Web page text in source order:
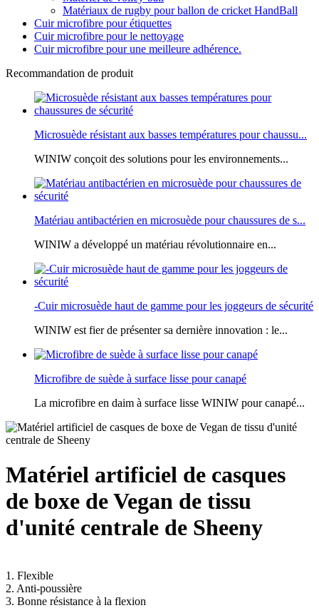
Matériaux de rugby pour ballon de cricket HandBall
Cuir microfibre pour étiquettes
Cuir microfibre pour le nettoyage
Cuir microfibre pour une meilleure adhérence.
Recommandation de produit
Microsuède résistant aux basses températures pour chaussu...
WINIW conçoit des solutions pour les environnements...
Matériau antibactérien en microsuède pour chaussures de s...
WINIW a développé un matériau révolutionnaire en...
-Cuir microsuède haut de gamme pour les joggeurs de sécurité
WINIW est fier de présenter sa dernière innovation : le...
Microfibre de suède à surface lisse pour canapé
La microfibre en daim à surface lisse WINIW pour canapé...
Matériel artificiel de casques
de boxe de Vegan de tissu
d'unité centrale de Sheeny
1. Flexible
2. Anti-poussière
3. Bonne résistance à la flexion